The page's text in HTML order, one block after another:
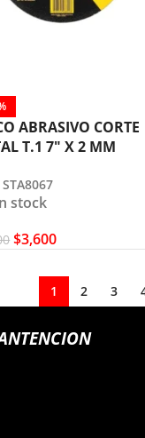
ABRASIVO CORTE
T.1 7″ X 2 MM
STA8067
stock
$3,600
1 2 3